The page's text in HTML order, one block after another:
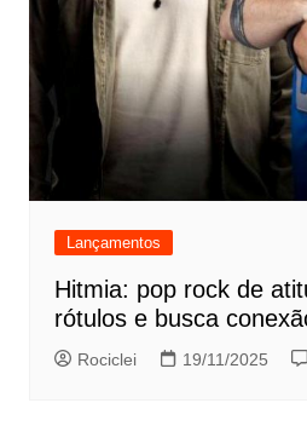
Lançamentos
Hitmia: pop rock de
rótulos e busca
Rociclei 19/11/2025